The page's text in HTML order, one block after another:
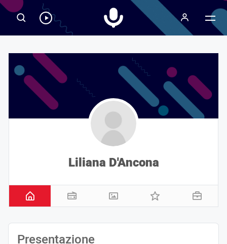
Ascolta
RadioSpeaker
streaming
Radiospeaker.it
Liliana D'Ancona
Presentazione